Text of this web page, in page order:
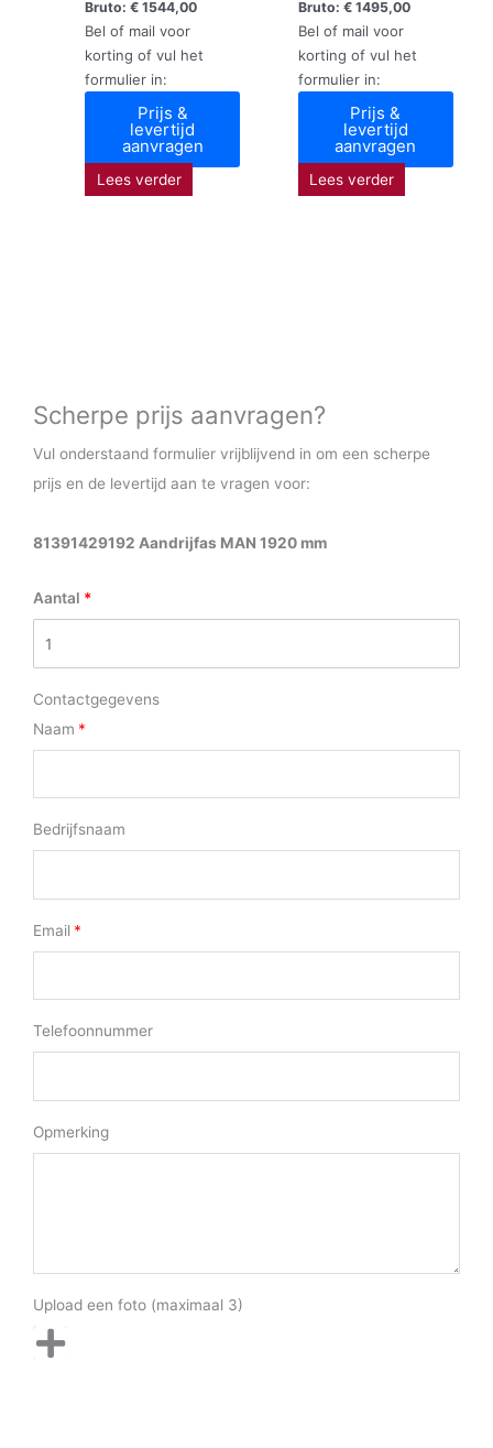
Bruto:€ 1544,00
Bel of mail voor
korting of vul het
formulier in:
Prijs &
levertijd
aanvragen
Lees verder
Bruto: €1495,00
Bel of mail voor
korting of vul het
formulier in:
Prijs &
levertijd
aanvragen
Lees verder
Scherpe prijs aanvragen?
Vul onderstaand formulier vrijblijvend in om een scherpe
prijs en de levertijd aan te vragen voor:
81391429192 Aandrijfas MAN 1920 mm
Aantal
Contactgegevens
Naam
Bedrijfsnaam
Email
Telefoonnummer
Opmerking
Upload een foto (maximaal 3)